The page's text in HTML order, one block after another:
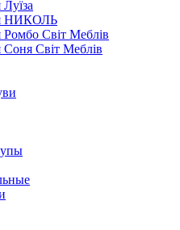
НИКОЛЬ
Ромбо Світ Меблів
Соня Світ Меблів